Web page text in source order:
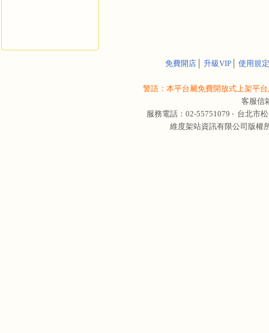
免費開店│ 升級VIP│ 使用規定
警語：本平台屬免費開放式上架平
客服信
服務電話：02-55751079 ‧ 台北市
維度架站資訊有限公司版權